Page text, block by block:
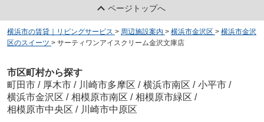
ページトップへ
横浜市の賃貸｜リビングサービス > 周辺施設案内 > 横浜市金沢区 > 横浜市金沢
区のスイーツ > サーティワンアイスクリーム金沢文庫店
市区町村から探す
町田市 / 厚木市 / 川崎市多摩区 / 横浜市南区 / 小平市 /
横浜市金沢区 / 相模原市南区 / 相模原市緑区 /
相模原市中央区 / 川崎市中原区